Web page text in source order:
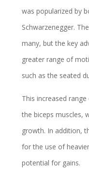
was popularized by
Schwarzenegger.
many, but the key
greater range of
such as the seated
This increased
the biceps muscles,
growth. In addition,
for the use of
potential for gains.